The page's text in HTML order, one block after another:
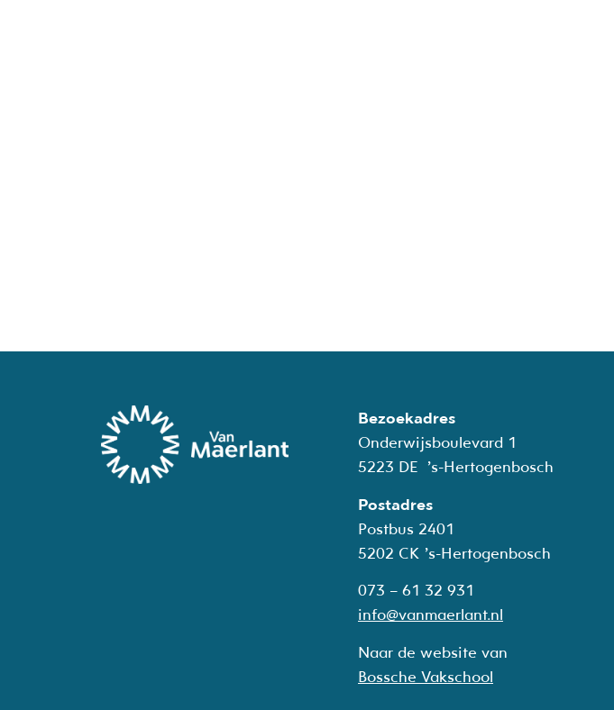
Bezoekadres
Onderwijsboulevard 1
5223 DE ’s-Hertogenbosch
Postadres
Postbus 2401
5202 CK ’s-Hertogenbosch
073 – 61 32 931
info@vanmaerlant.nl
Naar de website van
Bossche Vakschool